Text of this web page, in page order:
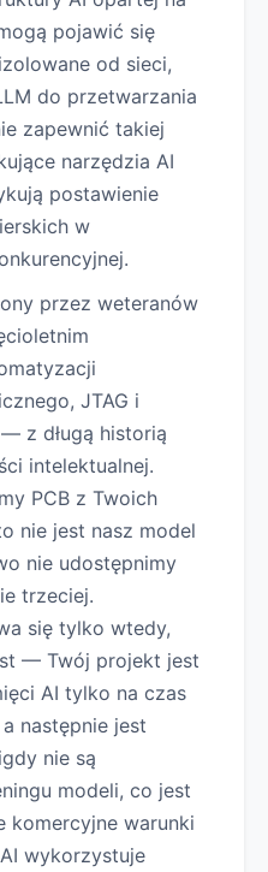
pojawić się
od sieci,
do przetwarzania
zapewnić takiej
narzędzia AI
postawienie
w
przez weteranów
JTAG i
z długą historią
intelektualnej.
PCB z Twoich
nie jest nasz model
nie udostępnimy
trzeciej.
się tylko wtedy,
— Twój projekt jest
AI tylko na czas
następnie jest
nie są
modeli, co jest
komercyjne warunki
wykorzystuje